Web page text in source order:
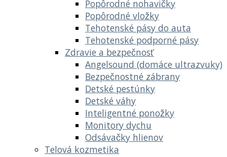
Popôrodné nohavičky
Popôrodné vložky
Tehotenské pásy do auta
Tehotenské podporné pásy
Zdravie a bezpečnosť
Angelsound (domáce ultrazvuky)
Bezpečnostné zábrany
Detské pestúnky
Detské váhy
Inteligentné ponožky
Monitory dychu
Odsávačky hlienov
Telová kozmetika